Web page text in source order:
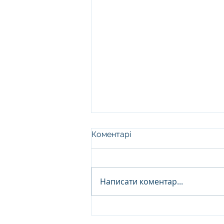
Коментарі
Написати коментар...